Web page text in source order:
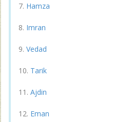
Hamza
Imran
Vedad
Tarik
Ajdin
Eman